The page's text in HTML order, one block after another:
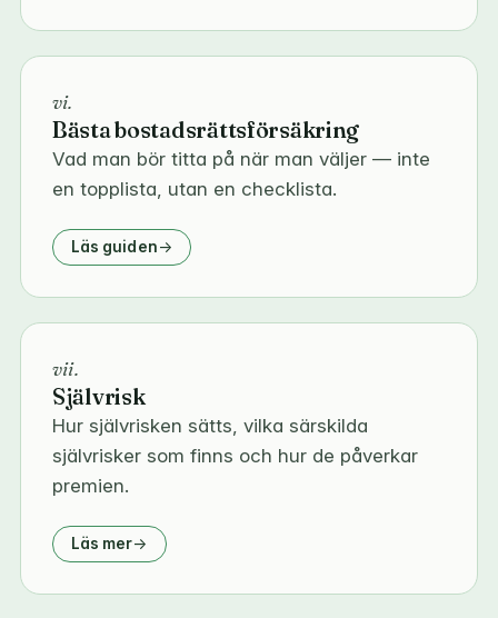
vi.
Bästa bostadsrättsförsäkring
Vad man bör titta på när man väljer — inte
en topplista, utan en checklista.
Läs guiden
vii.
Självrisk
Hur självrisken sätts, vilka särskilda
självrisker som finns och hur de påverkar
premien.
Läs mer